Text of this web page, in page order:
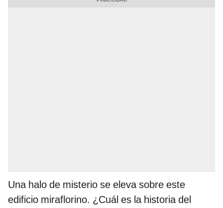
Una halo de misterio se eleva sobre este
edificio miraflorino. ¿Cuál es la historia del